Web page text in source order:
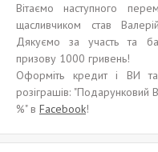
Вітаємо наступного
щасливчиком став
Дякуємо за участь та
призову 1000 гривень!
Оформіть кредит і ВИ
розіграшів: "Подарунковий
%" в Facebook!